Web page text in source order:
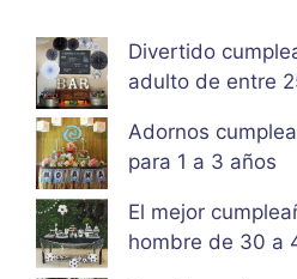
Divertido
adulto de entre
Adornos
para 1 a 3 años
El mejor
hombre de 30 a